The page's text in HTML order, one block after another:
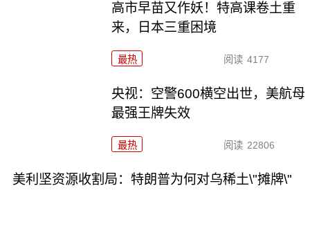
高市早苗又作妖！特高课卷土重
来，日本三重困境
最热 阅读 4177
央视：空警600横空出世，美航母
最强王牌失效
最热 阅读 22806
美利坚资源收割局：特朗普为何对乌稀土\"摊牌\"